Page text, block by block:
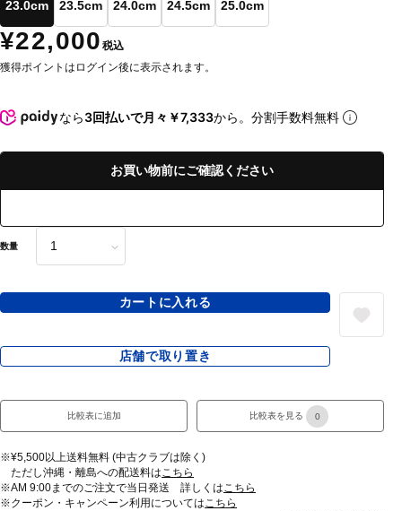
23.0cm 23.5cm 24.0cm 24.5cm 25.0cm
¥22,000 税込
獲得ポイントはログイン後に表示されます。
なら3回払いで月々￥7,333から。分割手数料無料
お買い物前にご確認ください
数量
カートに入れる
店舗で取り置き
比較表に追加 比較表を見る 0
※¥5,500以上送料無料 (中古クラブは除く)
ただし沖縄・離島への配送料はこちら
※AM 9:00までのご注文で当日発送 詳しくはこちら
※クーポン・キャンペーン利用についてはこちら